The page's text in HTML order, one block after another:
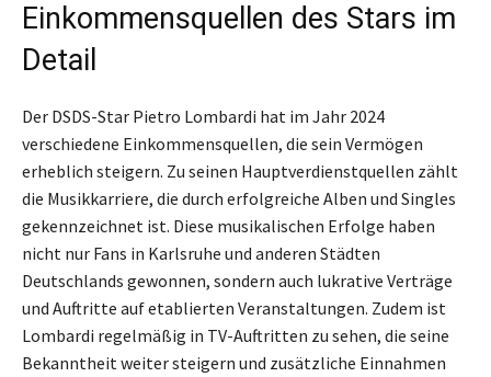
Einkommensquellen des Stars im
Detail
Der DSDS-Star Pietro Lombardi hat im Jahr 2024
verschiedene Einkommensquellen, die sein Vermögen
erheblich steigern. Zu seinen Hauptverdienstquellen zählt
die Musikkarriere, die durch erfolgreiche Alben und Singles
gekennzeichnet ist. Diese musikalischen Erfolge haben
nicht nur Fans in Karlsruhe und anderen Städten
Deutschlands gewonnen, sondern auch lukrative Verträge
und Auftritte auf etablierten Veranstaltungen. Zudem ist
Lombardi regelmäßig in TV-Auftritten zu sehen, die seine
Bekanntheit weiter steigern und zusätzliche Einnahmen